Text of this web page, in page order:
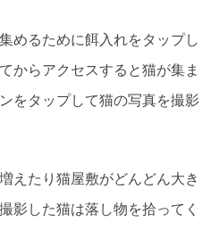
めるために餌入れをタップし
からアクセスすると猫が集ま
をタップして猫の写真を撮影
えたり猫屋敷がどんどん大き
影した猫は落し物を拾ってく